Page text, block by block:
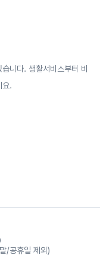
니다. 생활서비스부터 비
요.
/공휴일 제외)